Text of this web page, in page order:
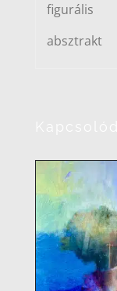
figurális
absztrakt